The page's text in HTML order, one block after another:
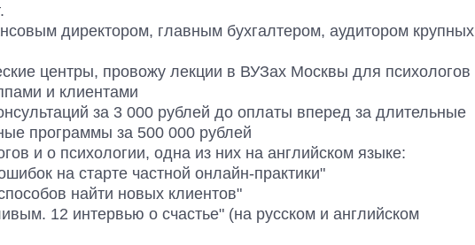
директором, главным бухгалтером, аудитором крупных
центры, провожу лекции в ВУЗах Москвы для психологов
и клиентами
за 3 000 рублей до оплаты вперед за длительные
программы за 500 000 рублей
и о психологии, одна из них на английском языке:
на старте частной онлайн-практики"
найти новых клиентов"
12 интервью о счастье" (на русском и английском